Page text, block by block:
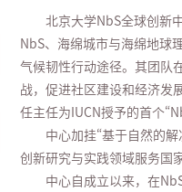
北京大学NbS全球创新
NbS、海绵城市与海绵地球
气候韧性行动途径。其团队
战，促进社区建设和经济发
任主任为IUCN授予的首个
中心加挂“基于自然的
创新研究与实践领域服务国
中心自成立以来，在